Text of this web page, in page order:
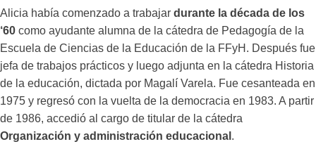
Alicia había comenzado a trabajar durante la década de los
‘60 como ayudante alumna de la cátedra de Pedagogía de la
Escuela de Ciencias de la Educación de la FFyH. Después fue
jefa de trabajos prácticos y luego adjunta en la cátedra Historia
de la educación, dictada por Magalí Varela. Fue cesanteada en
1975 y regresó con la vuelta de la democracia en 1983. A partir
de 1986, accedió al cargo de titular de la cátedra
Organización y administración educacional .